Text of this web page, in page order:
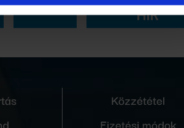
VISSZA
HÍR
Közzététel